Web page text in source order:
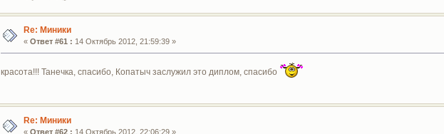
Re: Миники
« Ответ #61 : 14 Октябрь 2012, 21:59:39 »
красота!!! Танечка, спасибо, Копатыч заслужил это диплом, спасибо
Re: Миники
« Ответ #62 : 14 Октябрь 2012, 22:06:29 »